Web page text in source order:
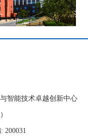
智能技术卓越创新中心
200031